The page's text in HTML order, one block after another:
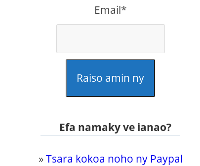
Email*
Raiso amin ny
Efa namaky ve ianao?
»Tsara kokoa noho ny Paypal